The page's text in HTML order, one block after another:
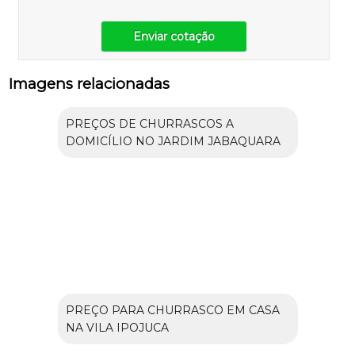
Enviar cotação
Imagens relacionadas
PREÇOS DE CHURRASCOS A
DOMICÍLIO NO JARDIM JABAQUARA
PREÇO PARA CHURRASCO EM CASA
NA VILA IPOJUCA